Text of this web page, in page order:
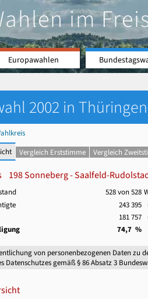
im
Europawahlen
2002 in
Vergleich Erststimme Vergleich
198 Sonneberg - Saalfeld-
528 von 528
243 395
181 757
74,7 %
von personenbezogenen Daten zu
Datenschutzes gemäß § 86 Absatz 3